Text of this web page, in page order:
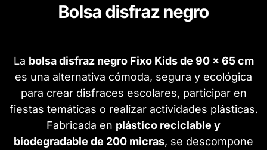
Bolsa disfraz negro
La bolsa disfraz negro Fixo Kids de 90 x 65 cm
es una alternativa cómoda, segura y ecológica
para crear disfraces escolares, participar en
fiestas temáticas o realizar actividades plásticas.
Fabricada en plástico reciclable y
biodegradable de 200 micras, se descompone